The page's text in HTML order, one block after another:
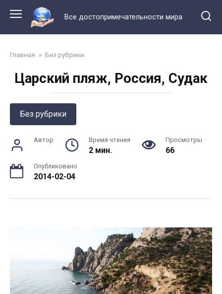
контенту
Все достопримечательности мира
Главная » Без рубрики
Царский пляж, Россия, Судак
Без рубрики
Автор Время чтения
2 мин.
Просмотры
66
Опубликовано
2014-02-04